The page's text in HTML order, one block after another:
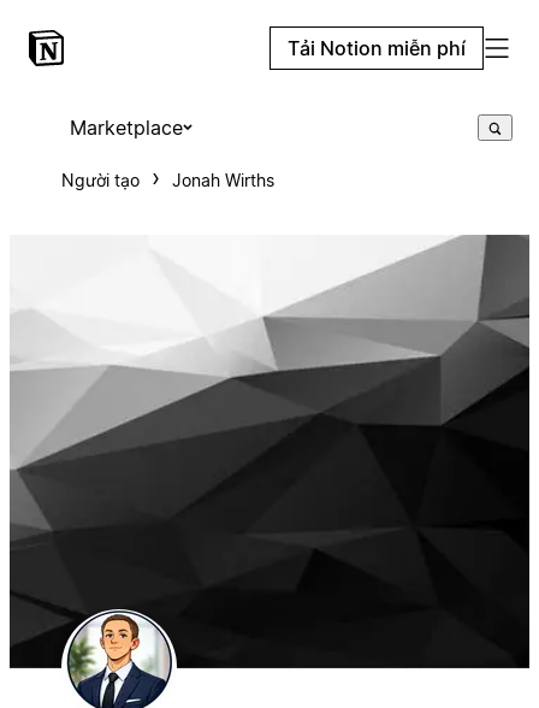
Tải Notion miễn phí
Marketplace
Người tạo Jonah Wirths